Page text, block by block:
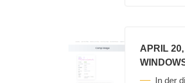
APRIL
In der